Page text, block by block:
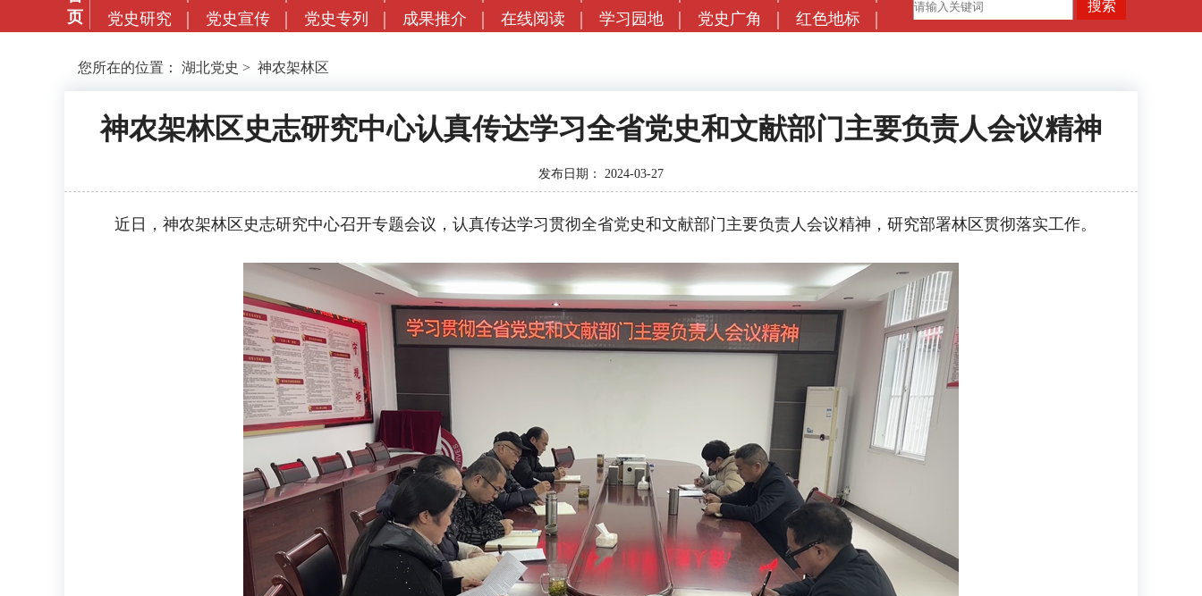
页
党史研究
党史宣传 党史专列 成果推介 在线阅读 学习园地 党史广角 红色地标
您所在的位置： 湖北党史 > 神农架林区
神农架林区史志研究中心认真传达学习全省党史和文献部门主要负责人会议精神
发布日期： 2024-03-27
近日，神农架林区史志研究中心召开专题会议，认真传达学习贯彻全省党史和文献部门主要负责人会议精神，研究部署林区贯彻落实工作。